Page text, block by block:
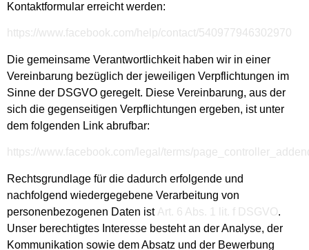
Kontaktformular erreicht werden:
https://www.facebook.com/help/contact/540977946302970
Die gemeinsame Verantwortlichkeit haben wir in einer
Vereinbarung bezüglich der jeweiligen Verpflichtungen im
Sinne der DSGVO geregelt. Diese Vereinbarung, aus der
sich die gegenseitigen Verpflichtungen ergeben, ist unter
dem folgenden Link abrufbar:
https://www.facebook.com/legal/terms/
Rechtsgrundlage für die dadurch erfolgende und
nachfolgend wiedergegebene Verarbeitung von
personenbezogenen Daten ist Art. 6 Abs. 1 lit. f DSGVO.
Unser berechtigtes Interesse besteht an der Analyse, der
Kommunikation sowie dem Absatz und der Bewerbung